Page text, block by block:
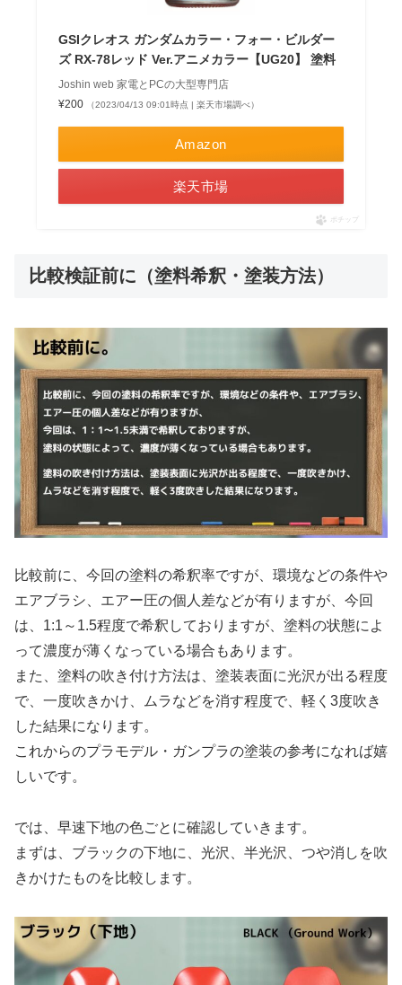
GSIクレオス ガンダムカラー・フォー・ビルダー
ズ RX-78レッド Ver.アニメカラー【UG20】 塗料
Joshin web 家電とPCの大型専門店
¥200
（2023/04/13 09:01時点 | 楽天市場調べ）
Amazon
楽天市場
ポチップ
比較検証前に（塗料希釈・塗装方法）
比較前に、今回の塗料の希釈率ですが、環境などの条件や
エアブラシ、エアー圧の個人差などが有りますが、今回
は、1:1～1.5程度で希釈しておりますが、塗料の状態によ
って濃度が薄くなっている場合もあります。
また、塗料の吹き付け方法は、塗装表面に光沢が出る程度
で、一度吹きかけ、ムラなどを消す程度で、軽く3度吹き
した結果になります。
これからのプラモデル・ガンプラの塗装の参考になれば嬉
しいです。
では、早速下地の色ごとに確認していきます。
まずは、ブラックの下地に、光沢、半光沢、つや消しを吹
きかけたものを比較します。